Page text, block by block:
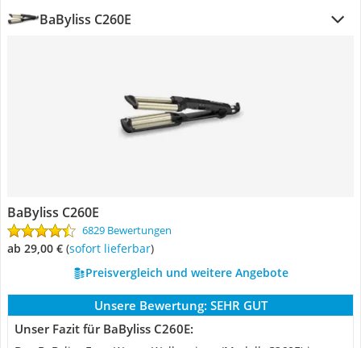
BaByliss C260E
BaByliss C260E
6829 Bewertungen
ab 29,00 € ( Sofort lieferbar)
Preisvergleich und weitere Angebote
Unsere Bewertung: SEHR GUT
Unser Fazit für BaByliss C260E: